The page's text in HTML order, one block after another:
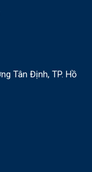
Tân Định, TP. Hồ